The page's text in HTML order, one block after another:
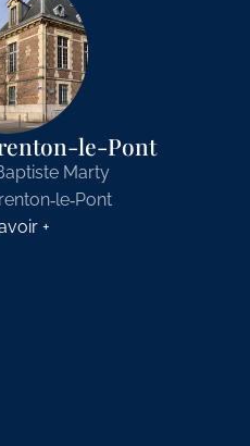
le-Pont
Marty
+